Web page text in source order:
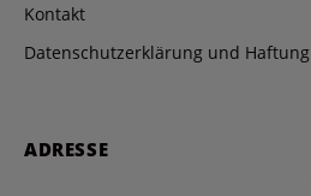
Kontakt
Datenschutzerklärung und Haftung
ADRESSE